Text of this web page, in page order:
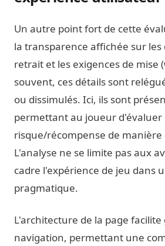
Un autre point fort de cette
la transparence affichée sur les
retrait et les exigences de mise
souvent, ces détails sont
ou dissimulés. Ici, ils sont
permettant au joueur d'évaluer
risque/récompense de manière
L'analyse ne se limite pas aux
cadre l'expérience de jeu dans
pragmatique.
L'architecture de la page
navigation, permettant une